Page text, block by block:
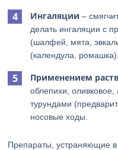
Ингаляции –
делать ингаляции с
(шалфей, мята,
(календула, ромашка).
Применением
облепихи,
турундами
носовые ходы.
Препараты, устраняющие в